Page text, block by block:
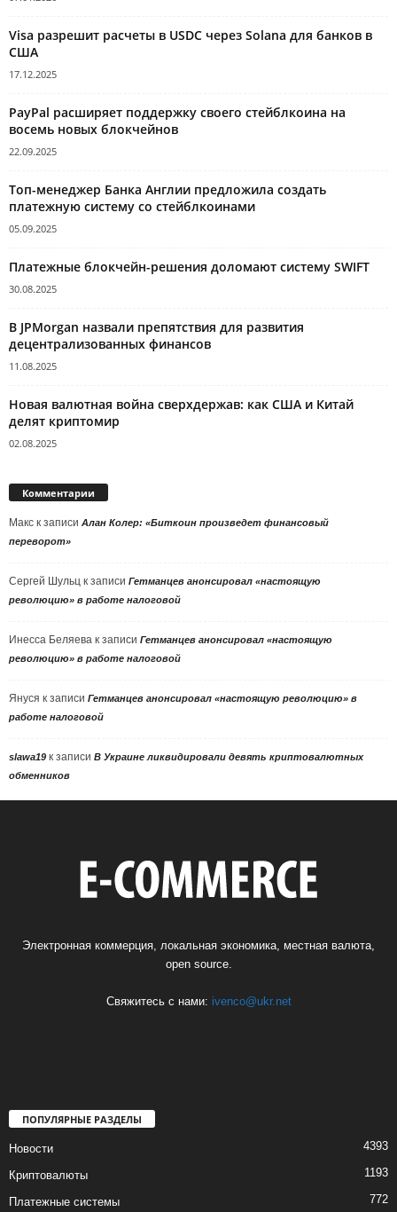
Visa разрешит расчеты в USDC через Solana для банков в
США
17.12.2025
PayPal расширяет поддержку своего стейблкоина на
восемь новых блокчейнов
22.09.2025
Топ-менеджер Банка Англии предложила создать
платежную систему со стейблкоинами
05.09.2025
Платежные блокчейн-решения доломают систему SWIFT
30.08.2025
В JPMorgan назвали препятствия для развития
децентрализованных финансов
11.08.2025
Новая валютная война сверхдержав: как США и Китай
делят криптомир
02.08.2025
Комментарии
Макс к записи Алан Колер: «Биткоин произведет финансовый
переворот»
Сергей Шульц к записи Гетманцев анонсировал «настоящую
революцию» в работе налоговой
Инесса Беляева к записи Гетманцев анонсировал «настоящую
революцию» в работе налоговой
Януся к записи Гетманцев анонсировал «настоящую революцию» в
работе налоговой
slawa19 к записи В Украине ликвидировали девять криптовалютных
обменников
Электронная коммерция, локальная экономика, местная валюта,
open source.
Свяжитесь с нами: ivenco@ukr.net
ПОПУЛЯРНЫЕ РАЗДЕЛЫ
Новости 4393
Криптовалюты 1193
Платежные системы 772